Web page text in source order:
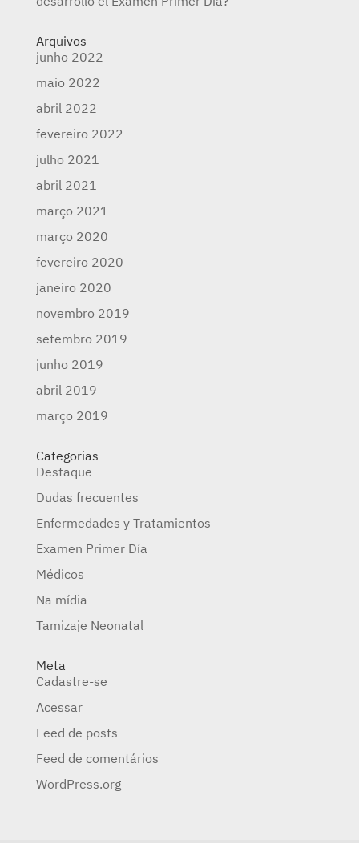
Arquivos
junho 2022
maio 2022
abril 2022
fevereiro 2022
julho 2021
abril 2021
março 2021
março 2020
fevereiro 2020
janeiro 2020
novembro 2019
setembro 2019
junho 2019
abril 2019
março 2019
Categorias
Destaque
Dudas frecuentes
Enfermedades y Tratamientos
Examen Primer Día
Médicos
Na mídia
Tamizaje Neonatal
Meta
Cadastre-se
Acessar
Feed de posts
Feed de comentários
WordPress.org